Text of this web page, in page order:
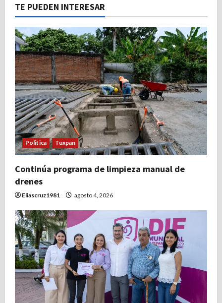
TE PUEDEN INTERESAR
Politica Tuxpan
Continúa programa de limpieza manual de
drenes
Eliascruz1981 agosto 4, 2026